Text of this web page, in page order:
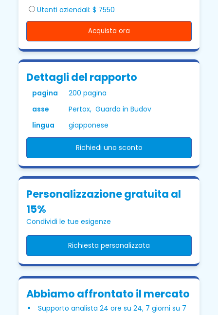
Utenti aziendali: $ 7550
Acquista ora
Dettagli del rapporto
pagina
200 pagina
asse
Pertox, Guarda in Budov
lingua
giapponese
Richiedi uno sconto
Personalizzazione gratuita al
15%
Condividi le tue esigenze
Richiesta personalizzata
Abbiamo affrontato il mercato
Supporto analista 24 ore su 24, 7 giorni su 7